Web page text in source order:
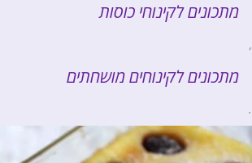
מתכונים לקינוחי כוסות
,
מתכונים לקינוחים מושחתים
.